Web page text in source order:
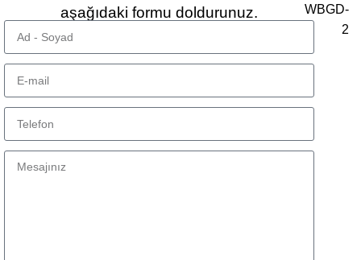
aşağıdaki formu doldurunuz.
WBGD-
2